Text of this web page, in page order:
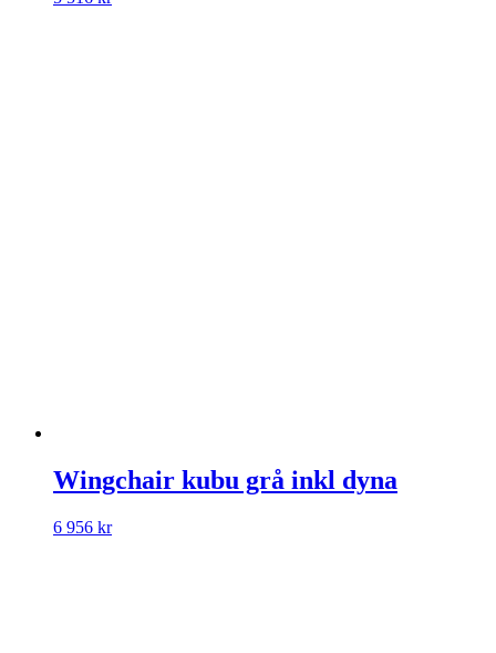
Wingchair kubu grå inkl dyna
6 956 kr